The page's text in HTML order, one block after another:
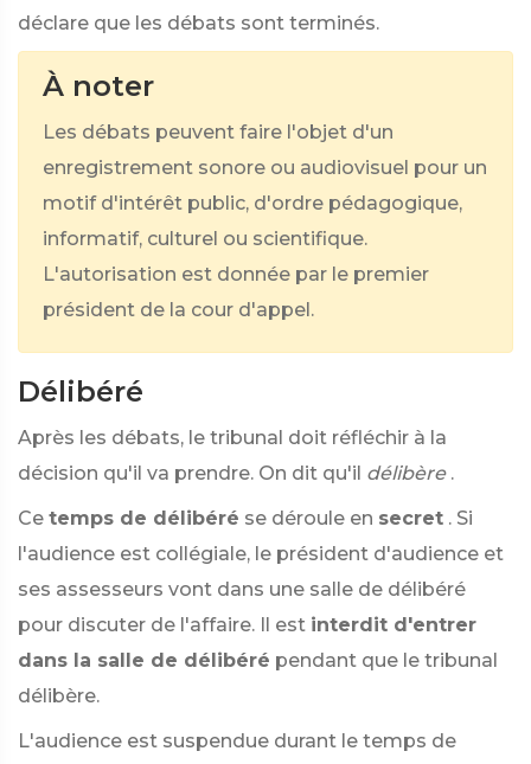
déclare que les débats sont terminés.
À noter
Les débats peuvent faire l'objet d'un
enregistrement sonore ou audiovisuel pour un
motif d'intérêt public, d'ordre pédagogique,
informatif, culturel ou scientifique.
L'autorisation est donnée par le premier
président de la cour d'appel.
Délibéré
Après les débats, le tribunal doit réfléchir à la
décision qu'il va prendre. On dit qu'il délibère .
Ce temps de délibéré se déroule en secret . Si
l'audience est collégiale, le président d'audience et
ses assesseurs vont dans une salle de délibéré
pour discuter de l'affaire. Il est interdit d'entrer
dans la salle de délibéré pendant que le tribunal
délibère.
L'audience est suspendue durant le temps de